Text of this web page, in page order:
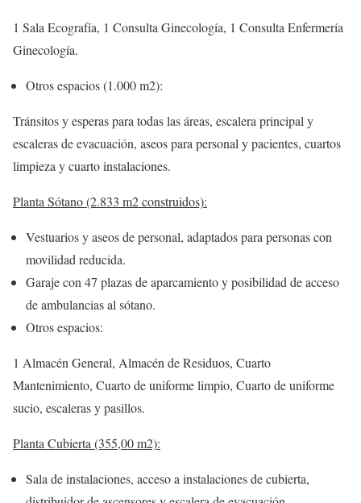
1 Sala Ecografía, 1 Consulta Ginecología, 1 Consulta Enfermería
Ginecología.
Otros espacios (1.000 m2):
Tránsitos y esperas para todas las áreas, escalera principal y
escaleras de evacuación, aseos para personal y pacientes, cuartos
limpieza y cuarto instalaciones.
Planta Sótano (2.833 m2 construidos):
Vestuarios y aseos de personal, adaptados para personas con
movilidad reducida.
Garaje con 47 plazas de aparcamiento y posibilidad de acceso
de ambulancias al sótano.
Otros espacios:
1 Almacén General, Almacén de Residuos, Cuarto
Mantenimiento, Cuarto de uniforme limpio, Cuarto de uniforme
sucio, escaleras y pasillos.
Planta Cubierta (355,00 m2):
Sala de instalaciones, acceso a instalaciones de cubierta,